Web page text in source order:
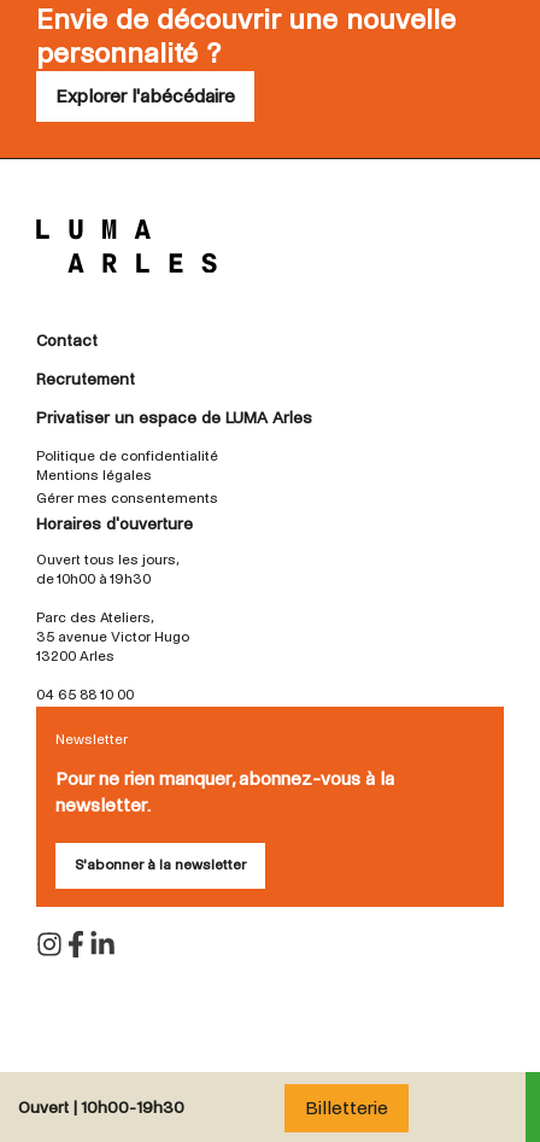
Ouvert | 10h00-19h30 Billetterie
Envie de découvrir une nouvelle
personnalité ?
Explorer l'abécédaire
Contact
Recrutement
Privatiser un espace de LUMA Arles
Politique de confidentialité
Mentions légales
Gérer mes consentements
Horaires d'ouverture
Ouvert tous les jours,
de 10h00 à 19h30
Parc des Ateliers,
35 avenue Victor Hugo
13200 Arles
04 65 88 10 00
Newsletter
Pour ne rien manquer, abonnez-vous à la
newsletter.
S'abonner à la newsletter